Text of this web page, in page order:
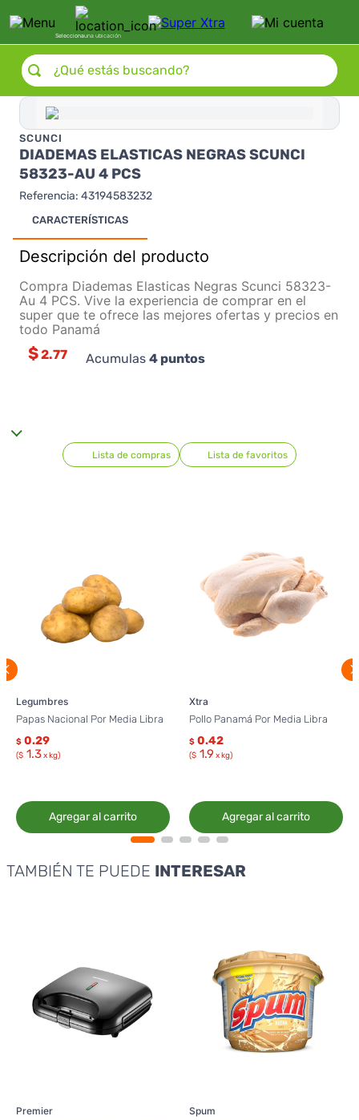
Seleccionauna ubicación
¿Qué estás buscando?
SCUNCI
DIADEMAS ELASTICAS NEGRAS SCUNCI
58323-AU 4 PCS
Referencia: 43194583232
CARACTERÍSTICAS
Descripción del producto
Compra Diademas Elasticas Negras Scunci 58323-
Au 4 PCS. Vive la experiencia de comprar en el
super que te ofrece las mejores ofertas y precios en
todo Panamá
$2.77 Acumulas 4puntos
Lista de compras Lista de favoritos
Legumbres
Papas Nacional Por Media Libra
$ 0.29
($ 1.3x kg)
Agregar al carrito
Xtra
Pollo Panamá Por Media Libra
$ 0.42
($ 1.9 x kg)
Agregar al carrito
TAMBIÉN TE PUEDE INTERESAR
Premier
Spum